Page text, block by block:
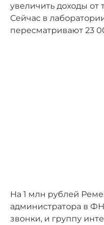
увеличить доходы от
Сейчас в
пересматривают 23
На 1 млн рублей
администратора в
звонки, и группу